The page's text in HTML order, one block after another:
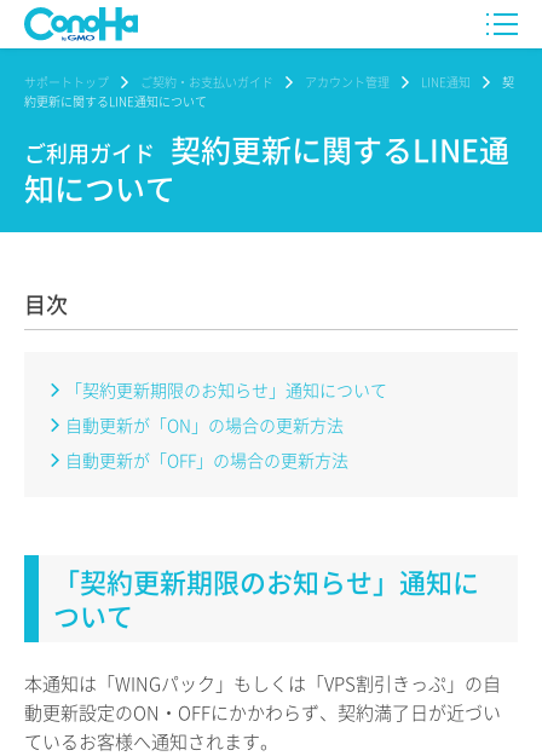
サポートトップ ご契約・お支払いガイド アカウント管理 LINE通知
契
約更新に関するLINE通知について
ご利用ガイド 契約更新に関するLINE通
知について
目次
「契約更新期限のお知らせ」通知について
自動更新が「ON」の場合の更新方法
自動更新が「OFF」の場合の更新方法
「契約更新期限のお知らせ」通知に
ついて
本通知は「WINGパック」もしくは「VPS割引きっぷ」の自
動更新設定のON・OFFにかかわらず、契約満了日が近づい
ているお客様へ通知されます。